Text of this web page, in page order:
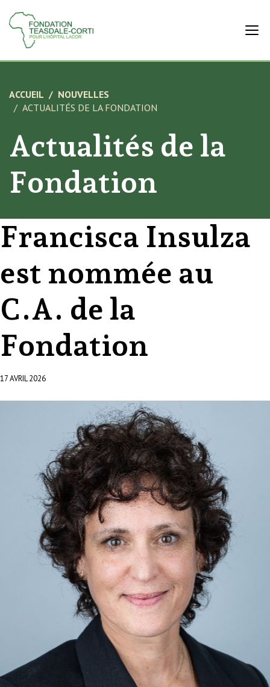
ACCUEIL
NOUVELLES
ACTUALITÉS DE LA FONDATION
Actualités de la
Fondation
Francisca Insulza
est nommée au
C.A. de la
Fondation
17 AVRIL 2026